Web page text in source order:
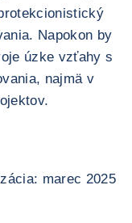
Napokon by
úzke vzťahy s
najmä v
marec 2025